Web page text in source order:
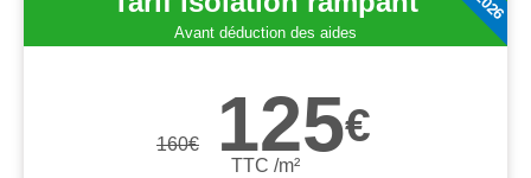
Avant déduction des aides
160€ 125€
TTC /m²